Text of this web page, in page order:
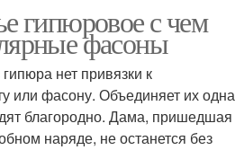
гипюровое с чем
фасоны
нет привязки к
или фасону. Объединяет их одна
благородно. Дама, пришедшая
наряде, не останется без